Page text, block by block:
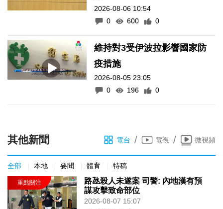
2026-08-06 10:54
0
600 0
維持對3受伊波拉影響國家防
疫措施
2026-08-05 23:05
0
196 0
其他新聞 電台 / 電視 / 微視頻
全部 本地 要聞 體育 特稿
路氹殺人未遂案 司警: 內地漢有預
謀攻擊致命部位
2026-08-07 15:07